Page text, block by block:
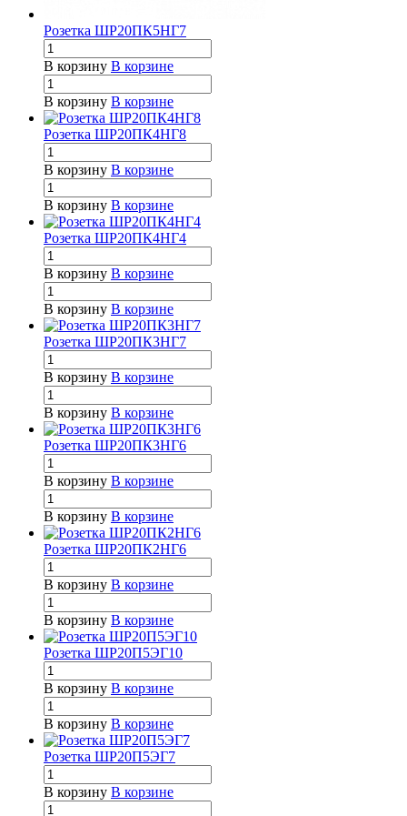
Розетка ШР20ПК5НГ7
В корзину В корзине
В корзину В корзине
Розетка ШР20ПК4НГ8
В корзину В корзине
В корзину В корзине
Розетка ШР20ПК4НГ4
В корзину В корзине
В корзину В корзине
Розетка ШР20ПК3НГ7
В корзину В корзине
В корзину В корзине
Розетка ШР20ПК3НГ6
В корзину В корзине
В корзину В корзине
Розетка ШР20ПК2НГ6
В корзину В корзине
В корзину В корзине
Розетка ШР20П5ЭГ10
В корзину В корзине
В корзину В корзине
Розетка ШР20П5ЭГ7
В корзину В корзине